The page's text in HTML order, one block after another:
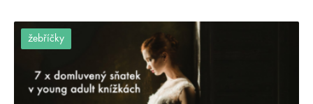
žebříčky